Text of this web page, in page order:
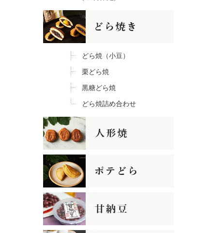
どら焼（小豆）
栗どら焼
黒糖どら焼
どら焼詰め合わせ